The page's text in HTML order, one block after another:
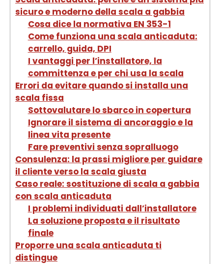
sicuro e moderno della scala a gabbia
Cosa dice la normativa EN 353-1
Come funziona una scala anticaduta:
carrello, guida, DPI
I vantaggi per l’installatore, la
committenza e per chi usa la scala
Errori da evitare quando si installa una
scala fissa
Sottovalutare lo sbarco in copertura
Ignorare il sistema di ancoraggio e la
linea vita presente
Fare preventivi senza sopralluogo
Consulenza: la prassi migliore per guidare
il cliente verso la scala giusta
Caso reale: sostituzione di scala a gabbia
con scala anticaduta
I problemi individuati dall’installatore
La soluzione proposta e il risultato
finale
Proporre una scala anticaduta ti
distingue